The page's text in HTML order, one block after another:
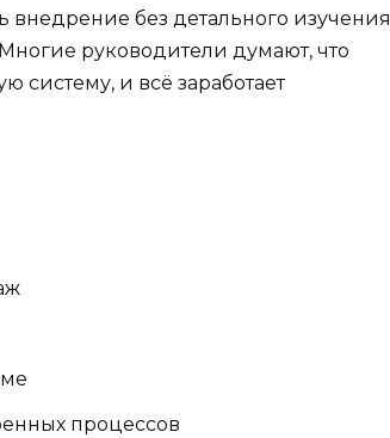
без детального изучения
руководители думают, что
систему, и всё заработает
процессов